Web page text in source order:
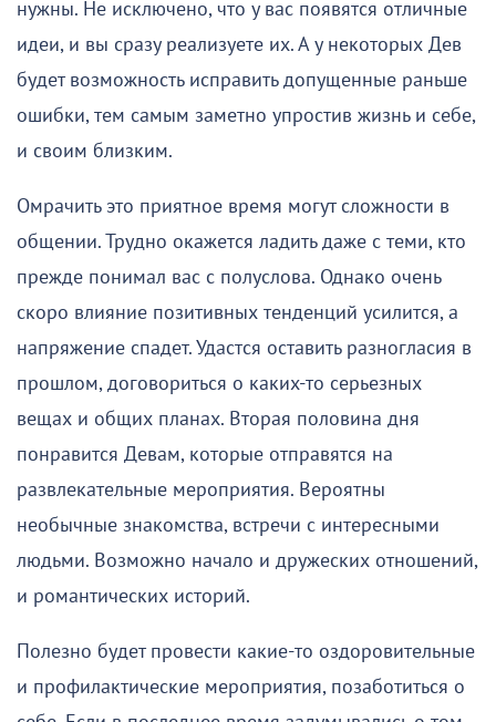
нужны. Не исключено, что у вас появятся отличные
идеи, и вы сразу реализуете их. А у некоторых Дев
будет возможность исправить допущенные раньше
ошибки, тем самым заметно упростив жизнь и себе,
и своим близким.
Омрачить это приятное время могут сложности в
общении. Трудно окажется ладить даже с теми, кто
прежде понимал вас с полуслова. Однако очень
скоро влияние позитивных тенденций усилится, а
напряжение спадет. Удастся оставить разногласия в
прошлом, договориться о каких-то серьезных
вещах и общих планах. Вторая половина дня
понравится Девам, которые отправятся на
развлекательные мероприятия. Вероятны
необычные знакомства, встречи с интересными
людьми. Возможно начало и дружеских отношений,
и романтических историй.
Полезно будет провести какие-то оздоровительные
и профилактические мероприятия, позаботиться о